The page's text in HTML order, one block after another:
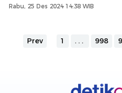
Rabu, 25 Des 2024 14:38 WIB
Prev 1 ... 998